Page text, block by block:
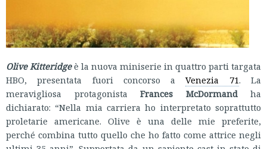
Olive Kitteridgeè la nuova miniserie in quattro parti targata
HBO, presentata fuori concorso aVenezia 71. La
meravigliosa protagonista Frances McDormandha
dichiarato: “Nella mia carriera ho interpretato soprattutto
proletarie americane. Olive è una delle mie preferite,
perché combina tutto quello che ho fatto come attrice negli